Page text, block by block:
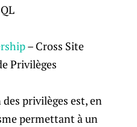
– Cross Site
Privilèges
privilèges est, en
permettant à un